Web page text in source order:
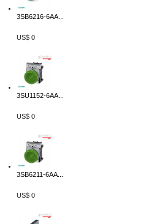
3SB6216-6AA...
US$ 0
3SU1152-6AA...
US$ 0
3SB6211-6AA...
US$ 0